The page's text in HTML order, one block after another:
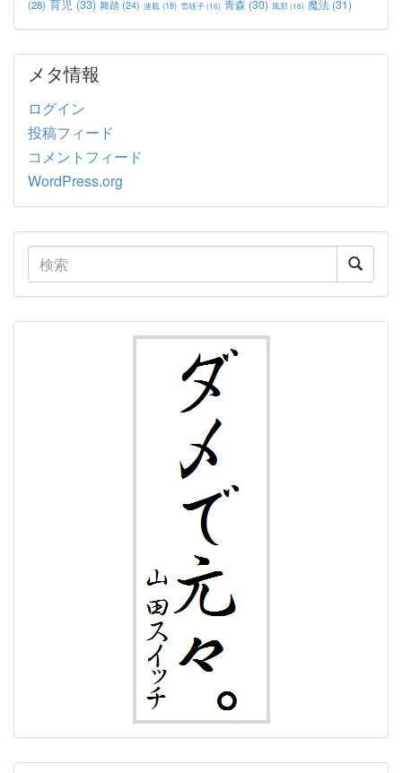
(28) 育児 (33) 舞踏 (24) 連載 (18) 雪雄子(16) 青森 (30) 風邪(16) 魔法 (31)
メタ情報
ログイン
投稿フィード
コメントフィード
WordPress.org